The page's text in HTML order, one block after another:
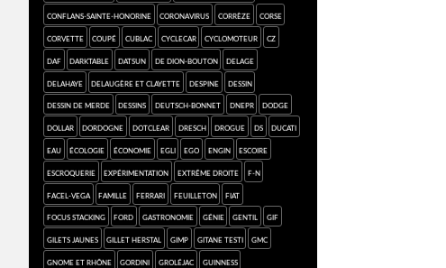
Conflans-sainte-Honorine coronavirus Corrèze Corse
Corvette coupé Cublac cyclecar cyclomoteur CZ
Daf darktable Datsun de Dion-Bouton Delage
Delahaye Delaugère et Clayette Despine dessin
dessin de merde dessins Deutsch-Bonnet Dnepr Dodge
Dollar Dordogne dotclear Dresch drogue DS Ducati
eau écologie économie Egli Ego engin Escoire
escroquerie expérimentation extrême droite F-N
Facel-Vega famille Ferrari feuilleton FIAT
focus stacking Ford Gastronomie génie gentil gif
Gilets jaunes Gillet Herstal GIMP Gitane Testi GMC
Gnome et Rhône Gordini Groléjac Guinness